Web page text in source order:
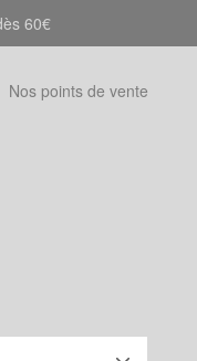
60€
Nos points de vente